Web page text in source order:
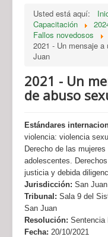
Legislación
Recursos y Servicios
Usted está aquí:
Capacitación
Fallos novedosos
2021 - Un mensaje
Juan
2021 - Un
de abuso
Estándares
violencia: violencia
Derecho de las
adolescentes.
justicia y debida
Jurisdicción: San Juan
Tribunal: Sala 9 del
San Juan
Resolución: Sentencia
Fecha: 20/10/2021